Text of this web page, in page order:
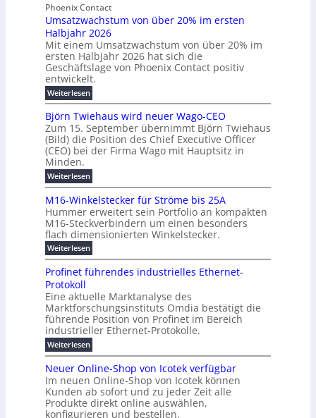
b
r
a
u
c
h
t
m
e
h
r
T
m
p
o
u
n
d
w
e
n
g
e
B
ü
o
k
r
a
u
b
f
ü
r
m
o
d
e
r
n
e
E
e
r
g
i
e
l
s
u
n
g
e
n
e
N
H
-
S
i
c
h
e
r
u
n
s
l
a
s
t
s
c
h
a
t
e
i
s
t
n
e
i
l
i
g
u
n
g
b
e
i
m
0
2
6
E
u
r
o
e
n
E
t
e
r
a
t
h
r
f
a
c
h
d
u
r
c
f
ü
h
r
n
g
e
n
f
ü
r
e
ff
i
z
i
n
t
e
r
e
s
K
a
b
e
l
m
Phoenix Contact
Umsatzwachstum von über 20% im ersten
Halbjahr 2026
Mit einem Umsatzwachstum von über 20% im
ersten Halbjahr 2026 hat sich die
Geschäftslage von Phoenix Contact positiv
entwickelt.
Weiterlesen:
U
m
s
a
t
z
a
c
h
s
t
u
m
v
o
n
ü
b
r
2
0
%
i
m
e
r
t
e
n
Björn Twiehaus wird neuer Wago-CEO
Zum 15. September übernimmt Björn Twiehaus
(Bild) die Position des Chief Executive Officer
(CEO) bei der Firma Wago mit Hauptsitz in
Minden.
Weiterlesen:
B
ö
r
n
T
w
i
h
u
s
w
r
d
n
e
u
r
W
a
M16-Winkelstecker für Ströme bis 25A
Hummer erweitert sein Portfolio an kompakten
M16-Steckverbindern um einen besonders
flach dimensionierten Winkelstecker.
Weiterlesen:
M
1
6
W
i
n
k
e
l
s
t
e
c
k
e
r
Profinet führendes industrielles Ethernet-
Protokoll
Eine aktuelle Marktanalyse des
Marktforschungsinstituts Omdia bestätigt die
führende Position von Profinet im Bereich
industrieller Ethernet-Protokolle.
Weiterlesen:
P
r
o
i
n
e
Neuer Online-Shop von Icotek verfügbar
Im neuen Online-Shop von Icotek können
Kunden ab sofort und zu jeder Zeit alle
Produkte direkt online auswählen,
konfigurieren und bestellen.